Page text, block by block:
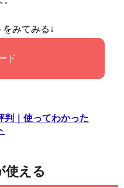
みてみる↓
ド
判｜使ってわかった
使える